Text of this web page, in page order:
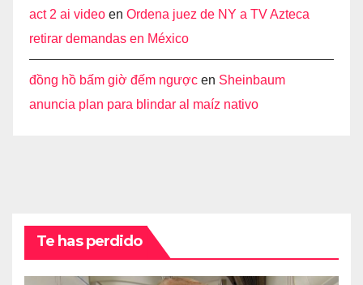
act 2 ai video en Ordena juez de NY a TV Azteca
retirar demandas en México
đồng hồ bấm giờ đếm ngược en Sheinbaum
anuncia plan para blindar al maíz nativo
Te has perdido